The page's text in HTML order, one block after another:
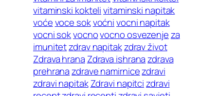
vitaminski koktelivitaminski napitak
voćevoce sokvoćnivocni napitak
vocni sokvocnovocno osvezenjeza
imunitetzdrav napitakzdrav život
Zdrava hrana Zdrava ishrana zdrava
prehranazdrave namirnicezdravi
zdravi napitak Zdravi napitcizdravi